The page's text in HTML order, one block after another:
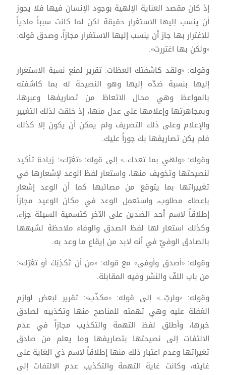
إذ كان مقصد العناية الإلهية بوجود الإنسان فيها فلا يجوز
أن ينسب إليها الاستغرار حقيقة لكن لما كانت سبباً مادياً
للاغترار بها جاز أن ينسب إليها الاستغرار مجازاً، وصدق قوله:
«ولكن بها اغتررت».
وقوله: «ولقد كاشفتك العظات: تقرير لمنع نسبة الاستغرار
إليها بنسبة ضدّه إليها وهو النصيحة له بما كاشفته
بالمواعظ وهي محال الاتعاظ من تصاريفها وعبرها،
وبمجاهرتها وإعلامها على عدل منها، إذ خلقت لذلك التغيير
والإعلام وعلى ذلك التصريف ولم يمكن أن يكون إلا كذلك
فلم يكن تصاريفها بك جوراً عليك.
وقوله: «ولهي بما تعدك..» إلى قوله: «تغرّك»: زيادة تأكيد
لنصيحتها وتخويف منها، واستعار لفظ الوعد لإشعارها في
تغييراتها بما يتوقع من مصائبها كما أن الوعد إشعار
بإعطاء مطلوب، واستعمل الوعد في مكان الوعيد مجازاً
إطلاقاً لاسم أحد الضدين على الآخر كتسمية السيئة جزاء،
وكذلك استعار لها لفظ الصدق والوفاء ملاحظة لشبهها
بالصادق الوفيّ في أنه لابد من إيقاع ما وعد به.
وقوله: «أصدق وأوفى» مع قوله: «من أن تَكذِبَكَ أو تغرّك»:
من باب اللفّ والنشر وفيه المقابلة.
وقوله: «ولربّ..» إلى قوله: «مكذّب»: تقرير لبعض لوازم
الغفلة عليه وهي تهمته للمناصح منها وتكذيبه لصادق
خبرها، وأطلق لفظ التهمة والتكذيب مجازاً في عدم
الالتفات إلى نصيحتها بتصاريفها وما يعلم من صادق
تغيراتها وعدم اعتبار ذلك منها إطلاقاً لاسم ذي الغاية على
غايته، وكانت غاية التهمة والتكذيب عدم الالتفات إلى